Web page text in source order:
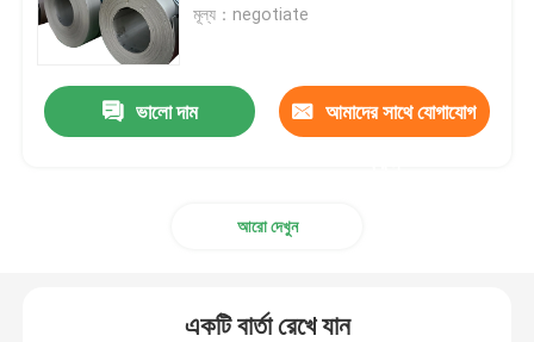
ঝালাই ইস্পাত পাইপ
বিজোড় ইস্পাত নল
মূল্য：negotiate
ভালো দাম আমাদের সাথে যোগাযোগ
আরো দেখুন
একটি বার্তা রেখে যান